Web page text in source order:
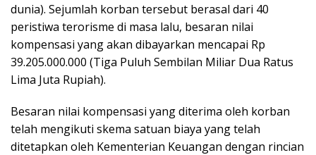
dunia). Sejumlah korban tersebut berasal dari 40
peristiwa terorisme di masa lalu, besaran nilai
kompensasi yang akan dibayarkan mencapai Rp
39.205.000.000 (Tiga Puluh Sembilan Miliar Dua Ratus
Lima Juta Rupiah).
Besaran nilai kompensasi yang diterima oleh korban
telah mengikuti skema satuan biaya yang telah
ditetapkan oleh Kementerian Keuangan dengan rincian